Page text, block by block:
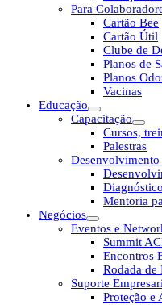
Para
Cartão Bee
Cartão Útil
Clube de
Planos de
Planos
Vacinas
Educação
Capacitação
Cursos,
Palestras
Desenvolvimento
Mentoria
Negócios
Eventos e
Summit
Encontros
Rodada de
Suporte
Proteção e